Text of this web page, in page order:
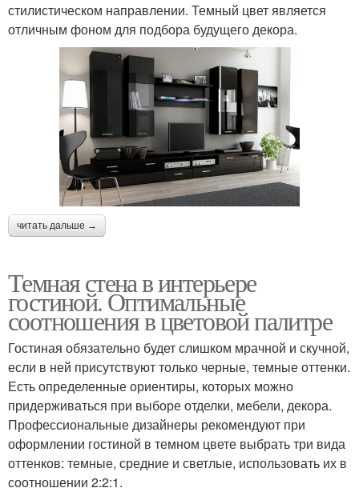
стилистическом направлении. Темный цвет является
отличным фоном для подбора будущего декора.
читать дальше →
Темная стена в интерьере
гостиной. Оптимальные
соотношения в цветовой палитре
Гостиная обязательно будет слишком мрачной и скучной,
если в ней присутствуют только черные, темные оттенки.
Есть определенные ориентиры, которых можно
придерживаться при выборе отделки, мебели, декора.
Профессиональные дизайнеры рекомендуют при
оформлении гостиной в темном цвете выбрать три вида
оттенков: темные, средние и светлые, использовать их в
соотношении 2:2:1.